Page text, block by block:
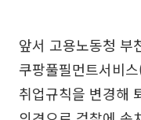
앞서 고용노동청 부
쿠팡풀필먼트서비
취업규칙을 변경해